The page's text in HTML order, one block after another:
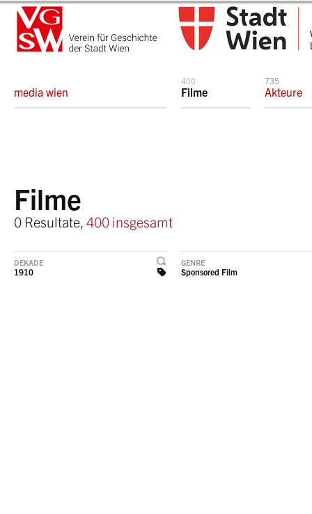
media wien
400
Filme
735
Akteure
Filme
0 Resultate, 400 insgesamt
DEKADE
1910
GENRE
Sponsored Film